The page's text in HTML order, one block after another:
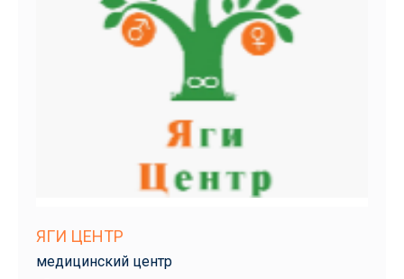
ЯГИ ЦЕНТР
медицинский центр